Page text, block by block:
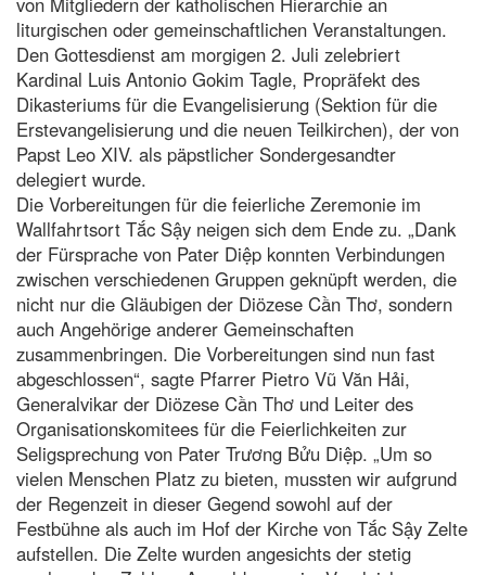
liturgischen oder gemeinschaftlichen Veranstaltungen.
Den Gottesdienst am morgigen 2. Juli zelebriert
Kardinal Luis Antonio Gokim Tagle, Propräfekt des
Dikasteriums für die Evangelisierung (Sektion für die
Erstevangelisierung und die neuen Teilkirchen), der von
Papst Leo XIV. als päpstlicher Sondergesandter
delegiert wurde.
Die Vorbereitungen für die feierliche Zeremonie im
Wallfahrtsort Tắc Sậy neigen sich dem Ende zu. „Dank
der Fürsprache von Pater Diệp konnten Verbindungen
zwischen verschiedenen Gruppen geknüpft werden, die
nicht nur die Gläubigen der Diözese Cần Thơ, sondern
auch Angehörige anderer Gemeinschaften
zusammenbringen. Die Vorbereitungen sind nun fast
abgeschlossen“, sagte Pfarrer Pietro Vũ Văn Hải,
Generalvikar der Diözese Cần Thơ und Leiter des
Organisationskomitees für die Feierlichkeiten zur
Seligsprechung von Pater Trương Bửu Diệp. „Um so
vielen Menschen Platz zu bieten, mussten wir aufgrund
der Regenzeit in dieser Gegend sowohl auf der
Festbühne als auch im Hof der Kirche von Tắc Sậy Zelte
aufstellen. Die Zelte wurden angesichts der stetig